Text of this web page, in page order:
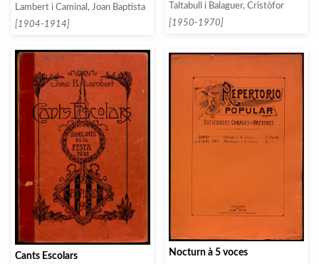
Lambert i Caminal, Joan Baptista
[1904-1914]
Taltabull i Balaguer, Cristòfor
[1950-1970]
Cants Escolars Nocturn à 5 voces